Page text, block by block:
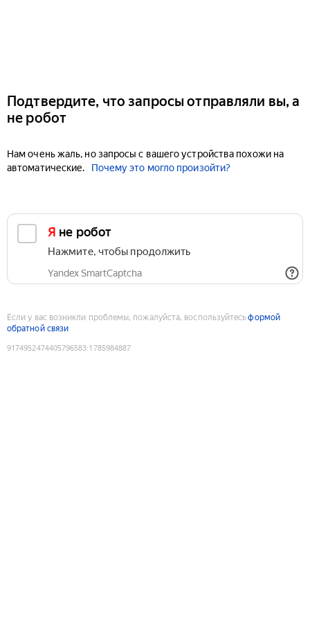
Подтвердите, что запросы отправляли вы, а
не робот
Нам очень жаль, но запросы с вашего устройства похожи на
автоматические.
Почему это могло произойти?
Я не робот
Нажмите, чтобы продолжить
Yandex SmartCaptcha
Если у вас возникли проблемы, пожалуйста, воспользуйтесьформой
обратной связи
9174952474405796583:1785984887